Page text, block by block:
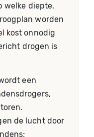
welke diepte.
worden
kost onnodig
drogen is
een
de lucht door